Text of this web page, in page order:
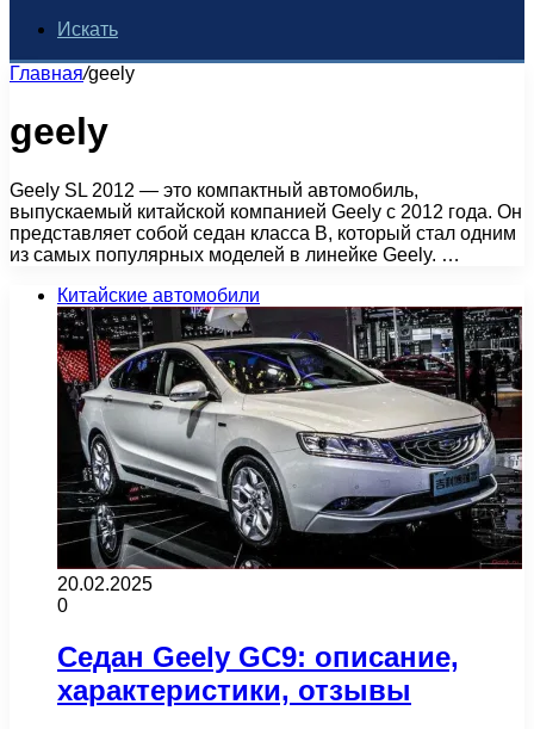
Искать
Главная/geely
geely
Geely SL 2012 — это компактный автомобиль,
выпускаемый китайской компанией Geely с 2012 года. Он
представляет собой седан класса B, который стал одним
из самых популярных моделей в линейке Geely. …
Китайские автомобили
20.02.2025
0
Седан Geely GC9: описание,
характеристики, отзывы